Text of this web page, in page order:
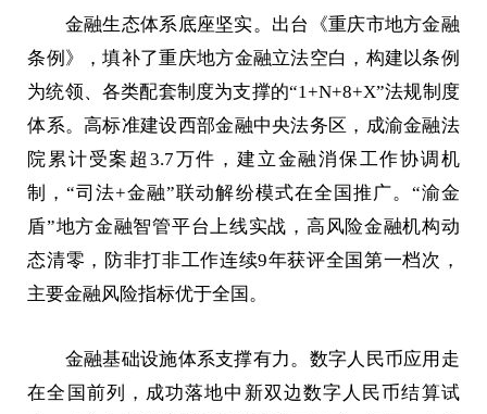
金融生态体系底座坚实。出台《重庆市地方金融
条例》，填补了重庆地方金融立法空白，构建以条例
为统领、各类配套制度为支撑的“1+N+8+X”法规制度
体系。高标准建设西部金融中央法务区，成渝金融法
院累计受案超3.7万件，建立金融消保工作协调机
制，“司法+金融”联动解纷模式在全国推广。“渝金
盾”地方金融智管平台上线实战，高风险金融机构动
态清零，防非打非工作连续9年获评全国第一档次，
主要金融风险指标优于全国。
金融基础设施体系支撑有力。数字人民币应用走
在全国前列，成功落地中新双边数字人民币结算试